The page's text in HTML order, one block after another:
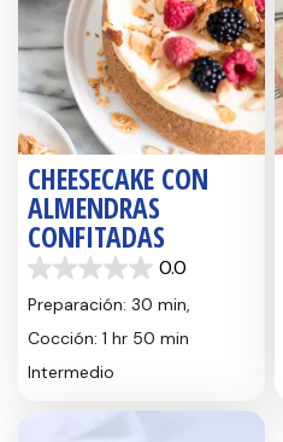
CHEESECAKE CON
ALMENDRAS
CONFITADAS
0.0
0.0
de
estrellas.
Preparación: 30 min,
Cocción: 1 hr 50 min
Intermedio